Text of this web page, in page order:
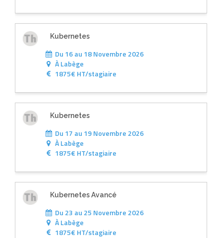
Kubernetes
Du 16 au 18 Novembre 2026
ÀLabège
1875€ HT/stagiaire
Kubernetes
Du 17 au 19 Novembre 2026
ÀLabège
1875€ HT/stagiaire
Kubernetes Avancé
Du 23 au 25 Novembre 2026
ÀLabège
1875€ HT/stagiaire